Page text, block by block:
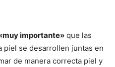
importante» que las
piel se desarrollen juntas en
de manera correcta piel y